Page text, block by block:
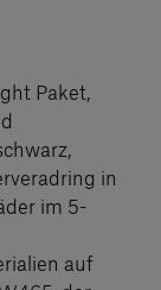
Paket,
in
im 5-
auf